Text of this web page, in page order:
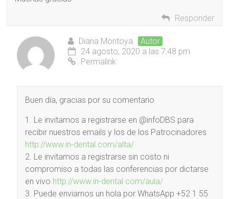
Responder
Diana Montoya
Autor
24 agosto, 2020 a las 7:48 pm
Permalink
Buen día, gracias por su comentario
1. Le invitamos a registrarse en @infoDBS para
recibir nuestros emails y los de los Patrocinadores
http://www.in-dental.com/alta/
2. Le invitamos a registrarse sin costo ni
compromiso a todas las conferencias por dictarse
en vivo http://www.in-dental.com/aula/
3. Puede enviarnos un hola por WhatsApp +52 1 55